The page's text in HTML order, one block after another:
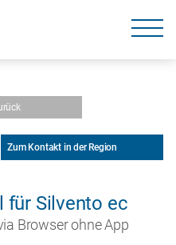
Zum Kontakt in der Region
für Silvento ec
Browser ohne App